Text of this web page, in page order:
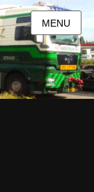
MENU